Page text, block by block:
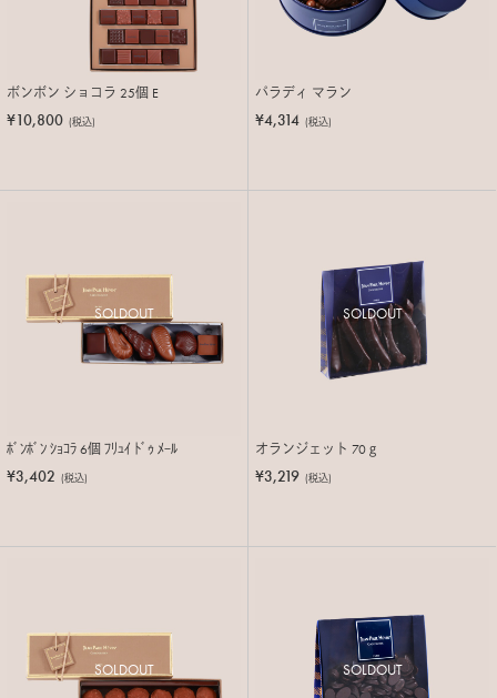
ボンボン ショコラ 25個 E
¥10,800 (税込)
パラディ マラン
¥4,314 (税込)
SOLDOUT
ﾎﾞﾝﾎﾞﾝ ｼｮｺﾗ 6個 ﾌﾘｭｲ ﾄﾞｩ ﾒｰﾙ
¥3,402 (税込)
SOLDOUT
オランジェット 70ｇ
¥3,219 (税込)
SOLDOUT SOLDOUT